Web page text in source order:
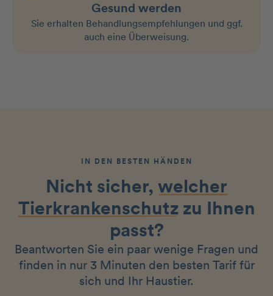
Gesund werden
Sie erhalten Behandlungs­empfehlungen und ggf.
auch eine Überweisung.
IN DEN BESTEN HÄNDEN
Nicht sicher, welcher
Tierkrankenschutzzu Ihnen
passt?
Beantworten Sie ein paar wenige Fragen und
finden in nur 3 Minuten den besten Tarif für
sich und Ihr Haustier.